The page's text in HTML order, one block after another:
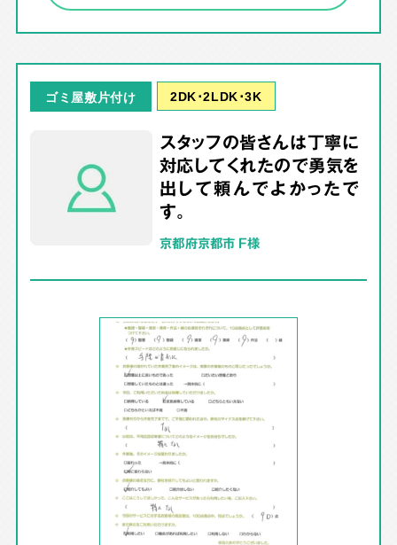
ゴミ屋敷片付け 2DK･2LDK･3K
スタッフの皆さんは丁寧に
対応してくれたので勇気を
出して頼んでよかったで
す。
京都府京都市 F様